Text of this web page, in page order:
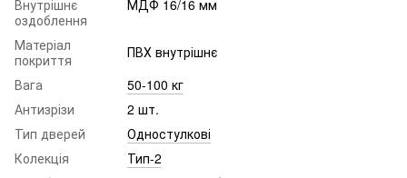
Внутрішнє
оздоблення
МДФ 16/16 мм
Матеріал
покриття
ПВХ внутрішнє
Вага
50-100 кг
Антизрізи
2 шт.
Тип дверей
Одностулкові
Колекція
Тип-2